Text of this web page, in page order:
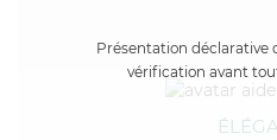
Présentation déclarative
vérification avant